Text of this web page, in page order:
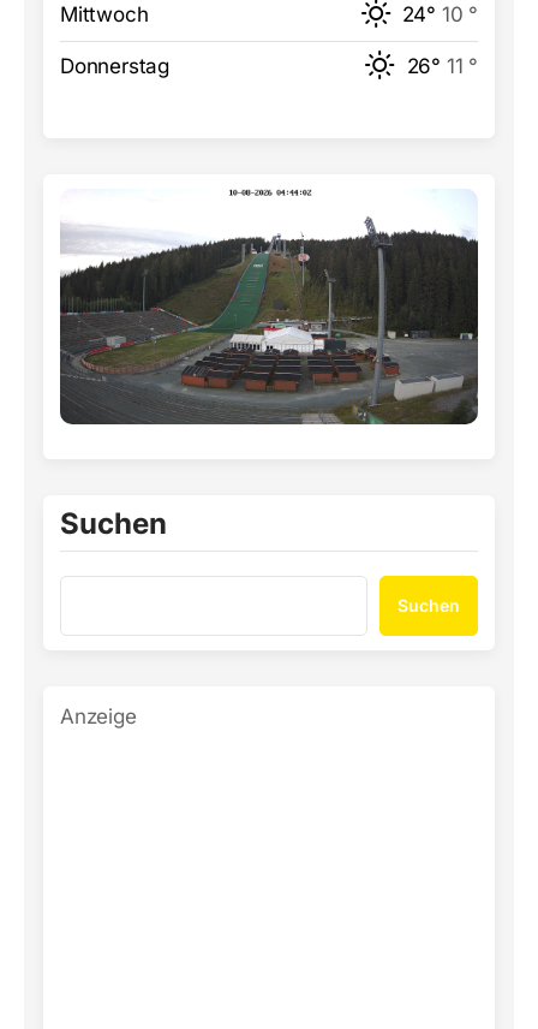
Mittwoch 24° 10 °
Donnerstag 26° 11 °
Suchen
Suchen
Anzeige